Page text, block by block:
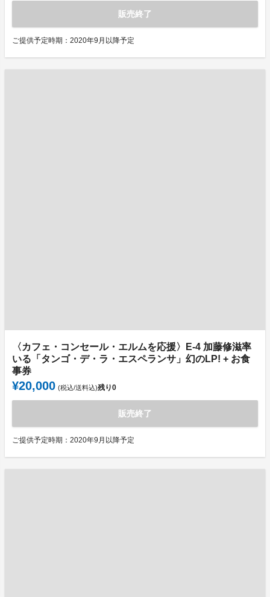
販売終了
ご提供予定時期：2020年9月以降予定
〈カフェ・コンセール・エルムを応援〉E-4 加藤修滋率
いる「タンゴ・デ・ラ・エスペランサ」幻のLP! + お食
事券
¥20,000 (税込/送料込)残り0
販売終了
ご提供予定時期：2020年9月以降予定